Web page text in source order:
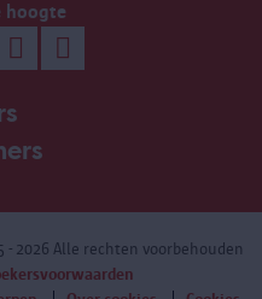
hoogte
- 2026 Alle rechten voorbehouden